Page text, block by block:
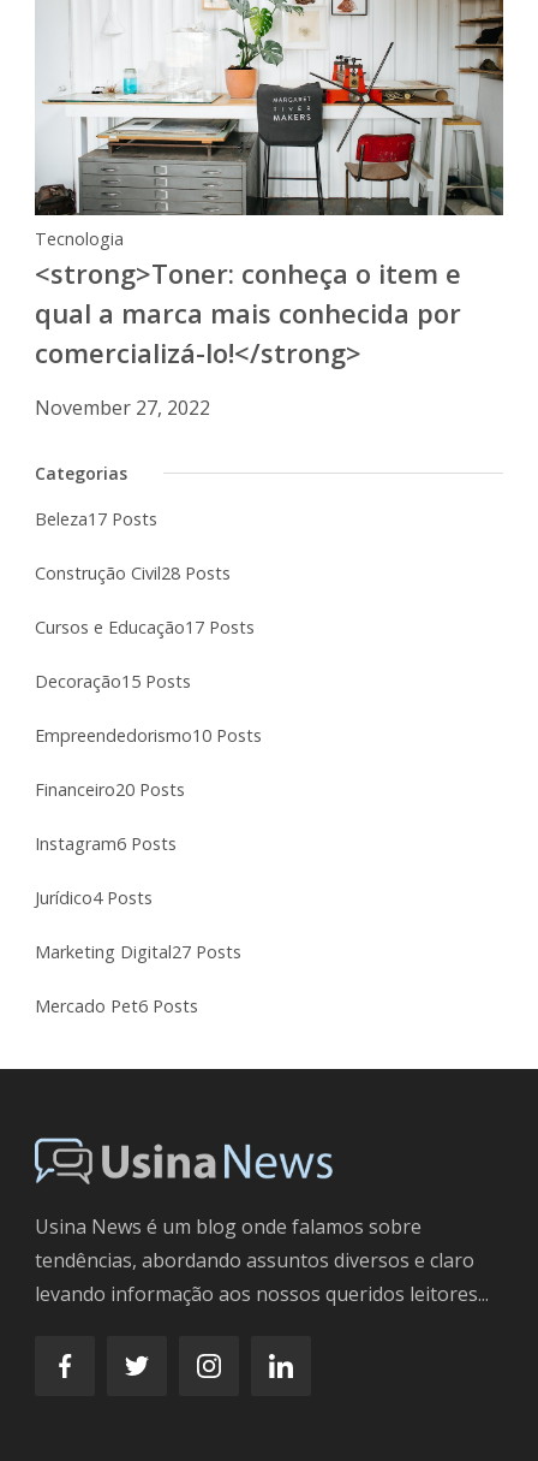
Tecnologia
<strong>Toner: conheça o item e
qual a marca mais conhecida por
comercializá-lo!</strong>
November 27, 2022
Categorias
Beleza17 Posts
Construção Civil28 Posts
Cursos e Educação17 Posts
Decoração15 Posts
Empreendedorismo10 Posts
Financeiro20 Posts
Instagram6 Posts
Jurídico4 Posts
Marketing Digital27 Posts
Mercado Pet6 Posts
Usina News é um blog onde falamos sobre
tendências, abordando assuntos diversos e claro
levando informação aos nossos queridos leitores...